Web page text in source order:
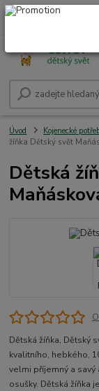
+420 604 278 943
Úvod Kojenecké
žíňka Dětský svět
Dětská
Dětská žíňka, Dětský
kvalitního, hebkého,
velmi příjemný a savý
osušky. Dětská žíňka